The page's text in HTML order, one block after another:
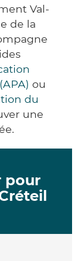
Val-
de la
ou
du
une
pour